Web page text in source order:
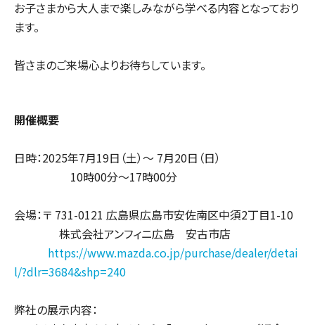
お子さまから大人まで楽しみながら学べる内容となっており
ます。
皆さまのご来場心よりお待ちしています。
開催概要
日時：2025年7月19日（土）～ 7月20日（日）
10時00分～17時00分
会場：〒 731-0121 広島県広島市安佐南区中須2丁目1-10
株式会社アンフィニ広島 安古市店
https://www.mazda.co.jp/purchase/dealer/detai
l/?dlr=3684&shp=240
弊社の展示内容：